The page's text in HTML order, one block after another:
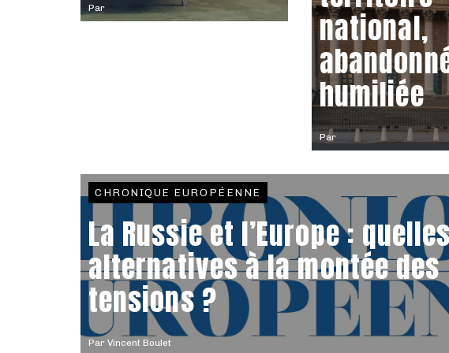
Par
Par
national,
humiliée
Par Vincent Boulet
CHRONIQUE EUROPÉENNE
La Russie et l’Europe :
alternatives à la montée des
tensions ?